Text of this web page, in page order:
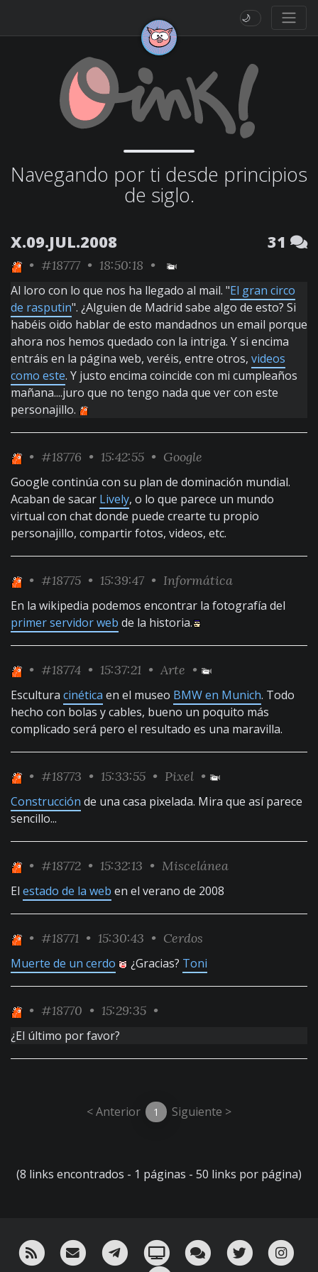
🌙
Navegando por ti desde principios
de siglo.
X.09.JUL.2008 31
• #18777 • 18:50:18 •
Al loro con lo que nos ha llegado al mail. "El gran circo
de rasputin". ¿Alguien de Madrid sabe algo de esto? Si
habéis oido hablar de esto mandadnos un email porque
ahora nos hemos quedado con la intriga. Y si encima
entráis en la página web, veréis, entre otros, videos
como este. Y justo encima coincide con mi cumpleaños
mañana....juro que no tengo nada que ver con este
personajillo.
• #18776 • 15:42:55 • Google
Google continúa con su plan de dominación mundial.
Acaban de sacar Lively, o lo que parece un mundo
virtual con chat donde puede crearte tu propio
personajillo, compartir fotos, videos, etc.
• #18775 • 15:39:47 • Informática
En la wikipedia podemos encontrar la fotografía del
primer servidor web de la historia.
• #18774 • 15:37:21 • Arte •
Escultura cinética en el museo BMW en Munich. Todo
hecho con bolas y cables, bueno un poquito más
complicado será pero el resultado es una maravilla.
• #18773 • 15:33:55 • Pixel •
Construcción de una casa pixelada. Mira que así parece
sencillo...
• #18772 • 15:32:13 • Miscelánea
El estado de la web en el verano de 2008
• #18771 • 15:30:43 • Cerdos
Muerte de un cerdo ¿Gracias? Toni
• #18770 • 15:29:35 •
¿El último por favor?
< Anterior 1 Siguiente >
(8 links encontrados - 1 páginas - 50 links por página)
RSS ¡Mándame un email!¡Nuestro canal en Telegram!
Oink! TV Charla con nosotros
Twitter